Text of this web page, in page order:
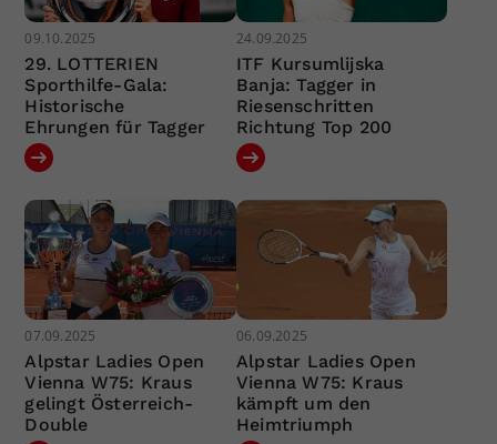
09.10.2025
29. LOTTERIEN
Sporthilfe-Gala:
Historische
Ehrungen für Tagger
24.09.2025
ITF Kursumlijska
Banja: Tagger in
Riesenschritten
Richtung Top 200
07.09.2025
Alpstar Ladies Open
Vienna W75: Kraus
gelingt Österreich-
Double
06.09.2025
Alpstar Ladies Open
Vienna W75: Kraus
kämpft um den
Heimtriumph